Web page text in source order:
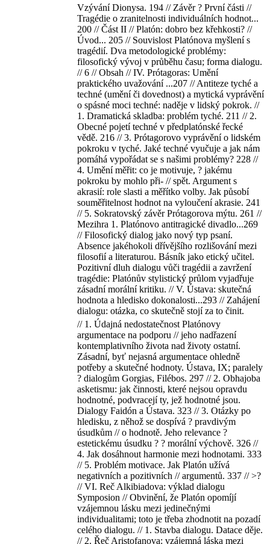
Vzývání Dionysa. 194 // Závěr ? První části //
Tragédie o zranitelnosti individuálních hodnot...
200 // Část II // Platón: dobro bez křehkosti? //
Úvod... 205 // Souvislost Platónova myšlení s
tragédií. Dva metodologické problémy:
filosofický vývoj v průběhu času; forma dialogu.
// 6 // Obsah // IV. Prótagoras: Umění
praktického uvažování ...207 // Antiteze tyché a
techné (umění či dovednost) a mytická vyprávění
o spásné moci techné: naděje v lidský pokrok. //
1. Dramatická skladba: problém tyché. 211 // 2.
Obecné pojetí techné v předplatónské řecké
vědě. 216 // 3. Prótagorovo vyprávění o lidském
pokroku v tyché. Jaké techné vyučuje a jak nám
pomáhá vypořádat se s našimi problémy? 228 //
4. Umění měřit: co je motivuje, ? jakému
pokroku by mohlo při- // spět. Argument s
akrasií: role slasti a měřítko volby. Jak působí
souměřitelnost hodnot na vyloučení akrasie. 241
// 5. Sokratovský závěr Prótagorova mýtu. 261 //
Mezihra 1. Platónovo antitragické divadlo...269
// Filosofický dialog jako nový typ psaní.
Absence jakéhokoli dřívějšího rozlišování mezi
filosofií a literaturou. Básník jako etický učitel.
Pozitivní dluh dialogu vůči tragédii a zavržení
tragédie: Platónův stylistický průlom vyjadřuje
zásadní morální kritiku. // V. Ústava: skutečná
hodnota a hledisko dokonalosti...293 // Zahájení
dialogu: otázka, co skutečně stojí za to činit.
// 1. Údajná nedostatečnost Platónovy
argumentace na podporu // jeho nadřazení
kontemplativního života nad životy ostatní.
Zásadní, byť nejasná argumentace ohledně
potřeby a skutečné hodnoty. Ústava, IX; paralely
? dialogům Gorgias, Filébos. 297 // 2. Obhajoba
asketismu: jak činnosti, které nejsou opravdu
hodnotné, podvracejí ty, jež hodnotné jsou.
Dialogy Faidón a Ústava. 323 // 3. Otázky po
hledisku, z něhož se dospívá ? pravdivým
úsudkům // o hodnotě. Jeho relevance ?
estetickému úsudku ? ? morální výchově. 326 //
4. Jak dosáhnout harmonie mezi hodnotami. 333
// 5. Problém motivace. Jak Platón užívá
negativních a pozitivních // argumentů. 337 // >?
// VI. Reč Alkibiadova: výklad dialogu
Symposion // Obvinění, že Platón opomíjí
vzájemnou lásku mezi jedinečnými
individualitami; toto je třeba zhodnotit na pozadí
celého dialogu. // 1. Stavba dialogu. Datace děje.
// 2. Řeč Aristofanova: vzájemná láska mezi